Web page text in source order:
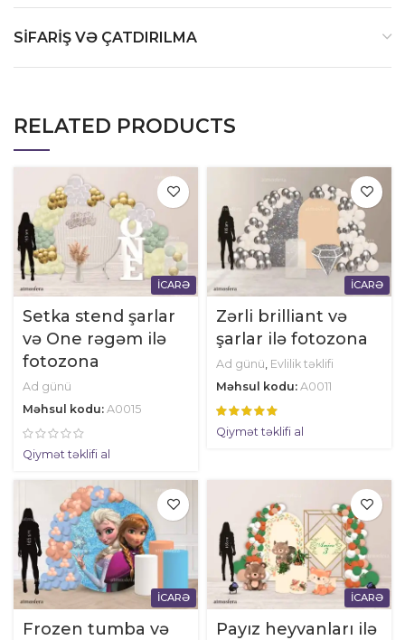
SIFARIŞ VƏ ÇATDIRILMA
RELATED PRODUCTS
İCARƏ
Setka stend şarlar
və One rəgəm ilə
fotozona
Ad günü
Məhsul kodu: A0015
Qiymət təklifi al
İCARƏ
Zərli brilliant və
şarlar ilə fotozona
Ad günü Evlilik təklifi
Məhsul kodu: A0011
Qiymət təklifi al
İCARƏ
Frozen tumba və
İCARƏ
Payız heyvanları ilə